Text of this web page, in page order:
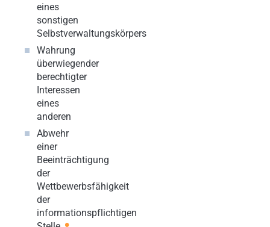
eines
sonstigen
Selbstverwaltungskörpers
Wahrung
überwiegender
berechtigter
Interessen
eines
anderen
Abwehr
einer
Beeinträchtigung
der
Wettbewerbsfähigkeit
der
informationspflichtigen